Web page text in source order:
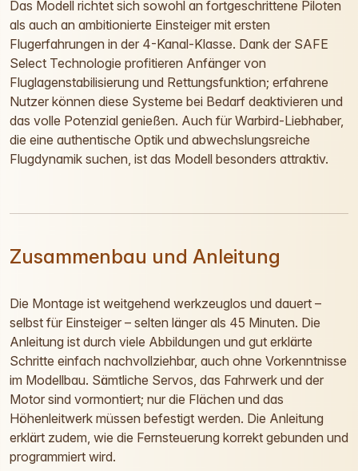
Das Modell richtet sich sowohl an fortgeschrittene Piloten
als auch an ambitionierte Einsteiger mit ersten
Flugerfahrungen in der 4-Kanal-Klasse. Dank der SAFE
Select Technologie profitieren Anfänger von
Fluglagenstabilisierung und Rettungsfunktion; erfahrene
Nutzer können diese Systeme bei Bedarf deaktivieren und
das volle Potenzial genießen. Auch für Warbird-Liebhaber,
die eine authentische Optik und abwechslungsreiche
Flugdynamik suchen, ist das Modell besonders attraktiv.
Zusammenbau und Anleitung
Die Montage ist weitgehend werkzeuglos und dauert –
selbst für Einsteiger – selten länger als 45 Minuten. Die
Anleitung ist durch viele Abbildungen und gut erklärte
Schritte einfach nachvollziehbar, auch ohne Vorkenntnisse
im Modellbau. Sämtliche Servos, das Fahrwerk und der
Motor sind vormontiert; nur die Flächen und das
Höhenleitwerk müssen befestigt werden. Die Anleitung
erklärt zudem, wie die Fernsteuerung korrekt gebunden und
programmiert wird.